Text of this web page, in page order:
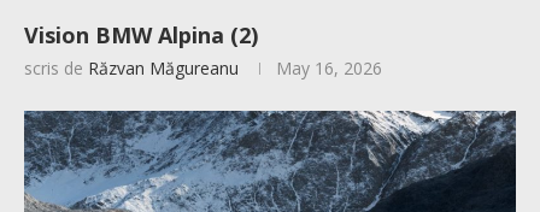
Vision BMW Alpina (2)
scris de Răzvan Măgureanu May 16, 2026